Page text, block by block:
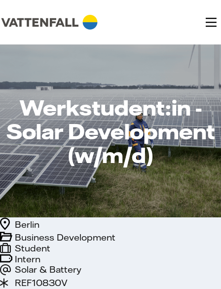
Werkstudent:in -
Solar Development
(w/m/d)
Intern
Solar & Battery
Business Development
Berlin
Student
REF10830V